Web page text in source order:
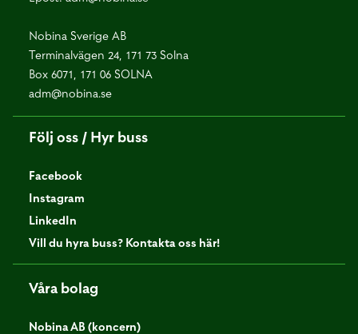
Nobina Sverige AB
Terminalvägen 24, 171 73 Solna
Box 6071, 171 06 SOLNA
adm@nobina.se
Följ oss / Hyr buss
Facebook
Instagram
LinkedIn
Vill du hyra buss? Kontakta oss här!
Våra bolag
Nobina AB (koncern)